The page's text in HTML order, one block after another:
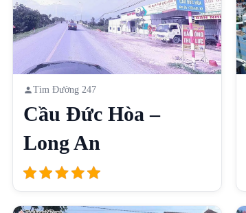
Trạm xăng
Sân Vận Động
Nhà Hàng
Liên Hệ
Tìm Đường 247
Cầu Đức Hòa –
Long An